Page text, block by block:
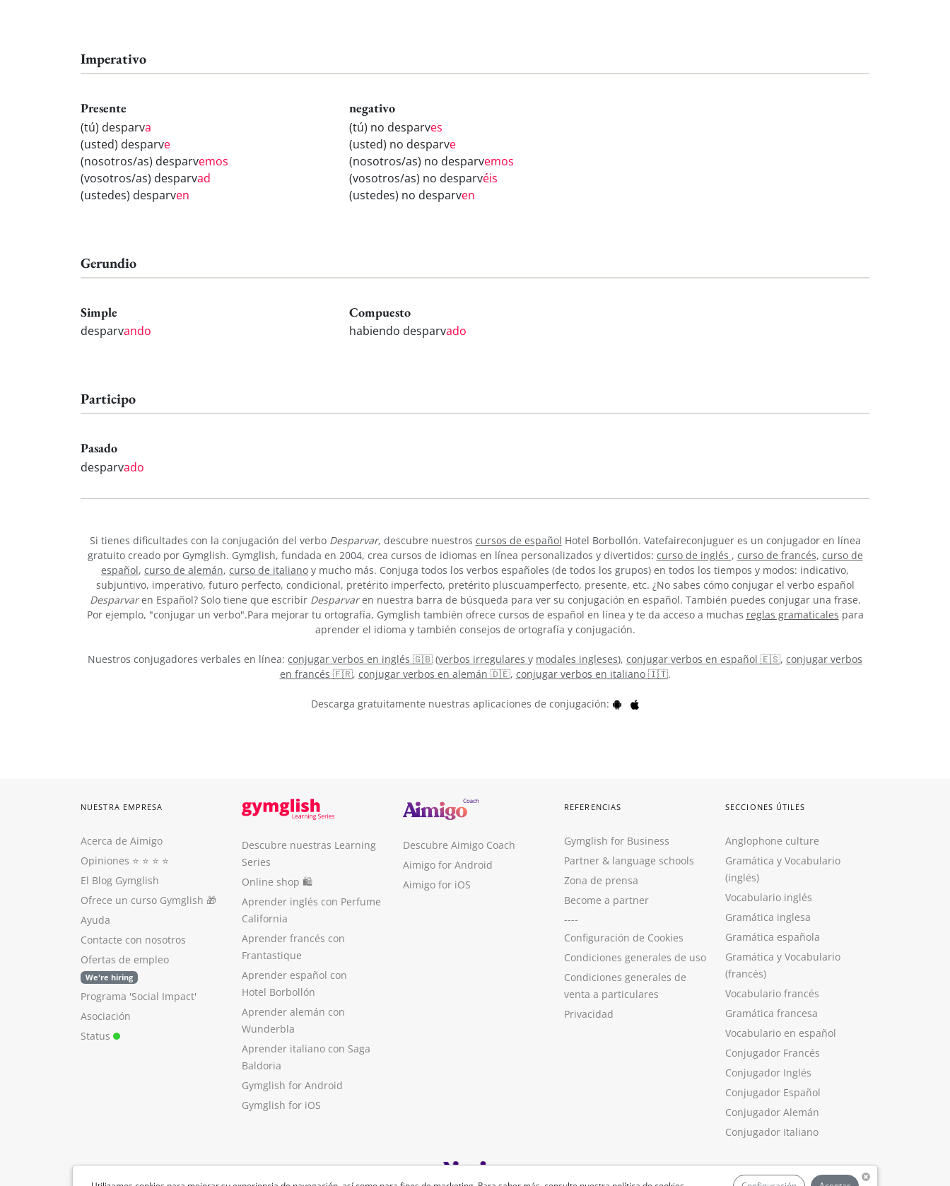
Imperativo
Presente
(tú) desparva
(usted) desparve
(nosotros/as) desparvemos
(vosotros/as) desparvad
(ustedes) desparven
negativo
(tú) no desparves
(usted) no desparve
(nosotros/as) no desparvemos
(vosotros/as) no desparvéis
(ustedes) no desparven
Gerundio
Simple
desparvando
Compuesto
habiendo desparvado
Participo
Pasado
desparvado
Si tienes dificultades con la conjugación del verbo Desparvar, descubre nuestros cursos de español Hotel Borbollón. Vatefaireconjuguer es un conjugador en línea
gratuito creado por Gymglish. Gymglish, fundada en 2004, crea cursos de idiomas en línea personalizados y divertidos: curso de inglés , curso de francés, curso de
español, curso de alemán, curso de italiano y mucho más. Conjuga todos los verbos españoles (de todos los grupos) en todos los tiempos y modos: indicativo,
subjuntivo, imperativo, futuro perfecto, condicional, pretérito imperfecto, pretérito pluscuamperfecto, presente, etc. ¿No sabes cómo conjugar el verbo español
Desparvaren Español? Solo tiene que escribir Desparvaren nuestra barra de búsqueda para ver su conjugación en español. También puedes conjugar una frase.
Por ejemplo, "conjugar un verbo".Para mejorar tu ortografía, Gymglish también ofrece cursos de español en línea y te da acceso a muchas reglas gramaticales para
aprender el idioma y también consejos de ortografía y conjugación.
Nuestros conjugadores verbales en línea: conjugar verbos en inglés 🇬🇧 (verbos irregulares y modales ingleses), conjugar verbos en español 🇪🇸, conjugar verbos
en francés 🇫🇷, conjugar verbos en alemán 🇩🇪, conjugar verbos en italiano 🇮🇹.
Descarga gratuitamente nuestras aplicaciones de conjugación:
NUESTRA EMPRESA
Acerca de Aimigo
Opiniones ⭐️ ⭐️ ⭐️ ⭐️
El Blog Gymglish
Ofrece un curso Gymglish 🎁
Ayuda
Contacte con nosotros
Ofertas de empleo
We're hiring
Programa 'Social Impact'
Asociación
Status
Descubre nuestras Learning
Series
Online shop 🛍
Aprender inglés con Perfume
California
Aprender francés con
Frantastique
Aprender español con
Hotel Borbollón
Aprender alemán con
Wunderbla
Aprender italiano con Saga
Baldoria
Gymglish for Android
Gymglish for iOS
Descubre Aimigo Coach
Aimigo for Android
Aimigo for iOS
REFERENCIAS
Gymglish for Business
Partner & language schools
Zona de prensa
Become a partner
----
Configuración de Cookies
Condiciones generales de uso
Condiciones generales de
venta a particulares
Privacidad
SECCIONES ÚTILES
Anglophone culture
Gramática y Vocabulario
(inglés)
Vocabulario inglés
Gramática inglesa
Gramática española
Gramática y Vocabulario
(francés)
Vocabulario francés
Gramática francesa
Vocabulario en español
Conjugador Francés
Conjugador Inglés
Conjugador Español
Conjugador Alemán
Conjugador Italiano